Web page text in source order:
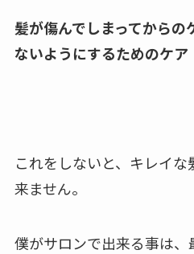
髪が傷んでしまってからの
ないようにするためのケア
これをしないと、キレイ
来ません。
僕がサロンで出来る事は